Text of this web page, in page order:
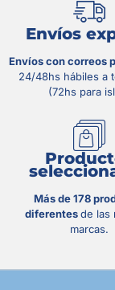
Envíos
Envíos con correos
24/48hs hábiles a
(72hs para
Más de 178
diferentesde las
marcas.